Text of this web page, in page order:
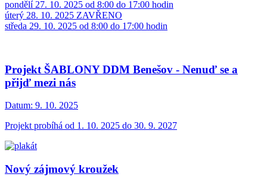
pondělí 27. 10. 2025 od 8:00 do 17:00 hodin
úterý 28. 10. 2025 ZAVŘENO
středa 29. 10. 2025 od 8:00 do 17:00 hodin
Projekt ŠABLONY DDM Benešov - Nenuď se a
přijď mezi nás
Datum: 9. 10. 2025
Projekt probíhá od 1. 10. 2025 do 30. 9. 2027
Nový zájmový kroužek